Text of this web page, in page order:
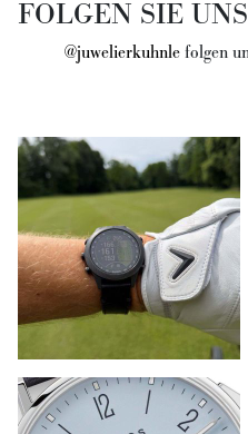
FOLGEN SIE
@juwelierkuhnle folgen